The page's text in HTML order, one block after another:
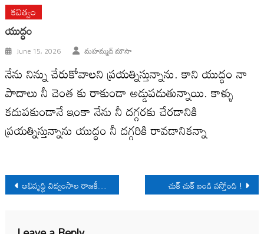
కవిత్వం
యుద్ధం
June 15, 2026 మహమ్మద్ మౌసా
నేను నిన్ను చేరుకోవాలని ప్రయత్నిస్తున్నాను. కాని యుద్ధం నా
పాదాలు నీ చెంత కు రాకుండా అడ్డుపడుతున్నాయి. కాళ్ళు
కదుపకుండానే ఇంకా నేను నీ దగ్గరకు చేరడానికి
ప్రయత్నిస్తున్నాను యుద్ధం నీ దగ్గరికి రావడానికన్నా
Post
navigation
అభివృద్ధి విధ్వంసాల రాజకీయార్థిక విశ్లేషణ చుక్ చుక్ బండి వస్తోంది !